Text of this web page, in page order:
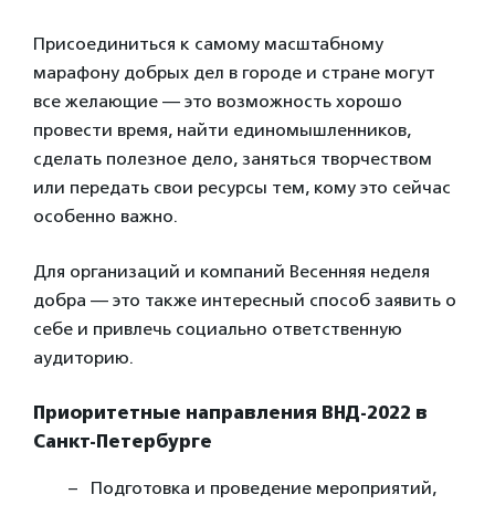
Присоединиться к самому масштабному
марафону добрых дел в городе и стране могут
все желающие — это возможность хорошо
провести время, найти единомышленников,
сделать полезное дело, заняться творчеством
или передать свои ресурсы тем, кому это сейчас
особенно важно.
Для организаций и компаний Весенняя неделя
добра — это также интересный способ заявить о
себе и привлечь социально ответственную
аудиторию.
Приоритетные направления ВНД-2022 в
Санкт-Петербурге
Подготовка и проведение мероприятий,